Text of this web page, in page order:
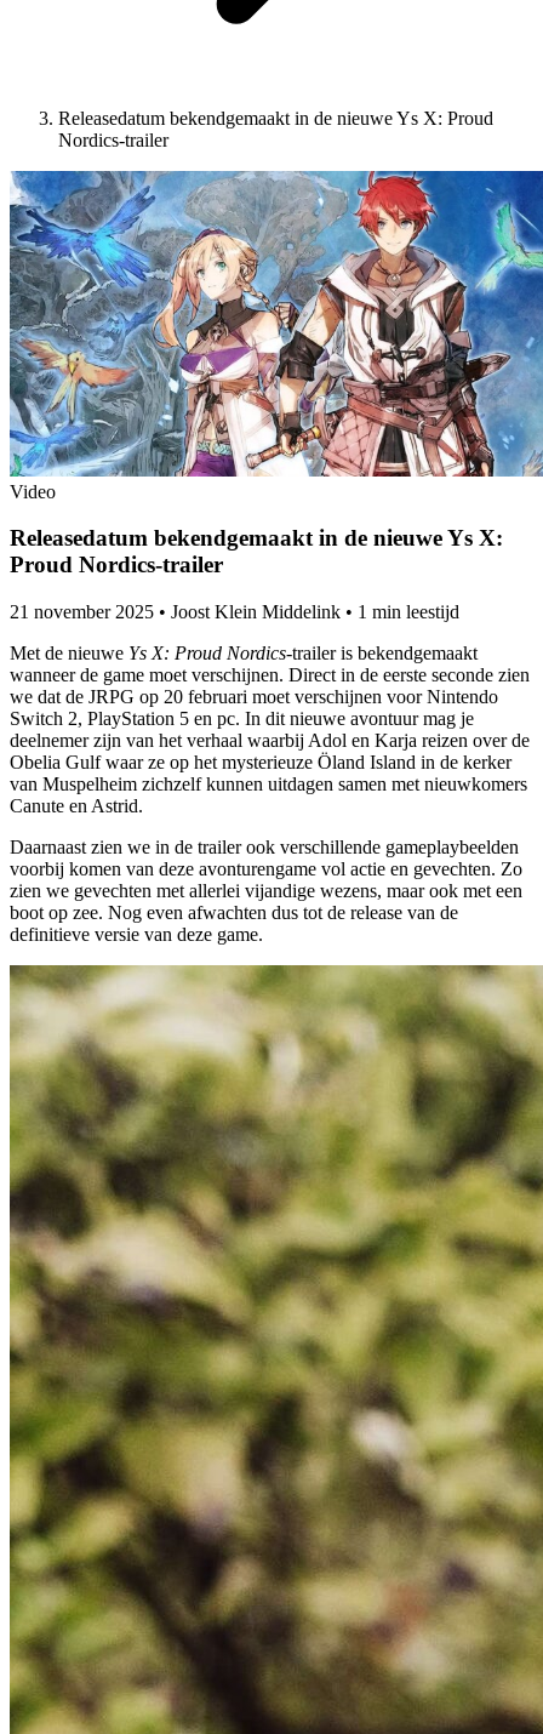
Releasedatum bekendgemaakt in de nieuwe Ys X: Proud
Nordics-trailer
Video
Releasedatum bekendgemaakt in de nieuwe Ys X:
Proud Nordics-trailer
21 november 2025 • Joost Klein Middelink • 1 min leestijd
Met de nieuwe Ys X: Proud Nordics-trailer is bekendgemaakt
wanneer de game moet verschijnen. Direct in de eerste seconde zien
we dat de JRPG op 20 februari moet verschijnen voor Nintendo
Switch 2, PlayStation 5 en pc. In dit nieuwe avontuur mag je
deelnemer zijn van het verhaal waarbij Adol en Karja reizen over de
Obelia Gulf waar ze op het mysterieuze Öland Island in de kerker
van Muspelheim zichzelf kunnen uitdagen samen met nieuwkomers
Canute en Astrid.
Daarnaast zien we in de trailer ook verschillende gameplaybeelden
voorbij komen van deze avonturengame vol actie en gevechten. Zo
zien we gevechten met allerlei vijandige wezens, maar ook met een
boot op zee. Nog even afwachten dus tot de release van de
definitieve versie van deze game.